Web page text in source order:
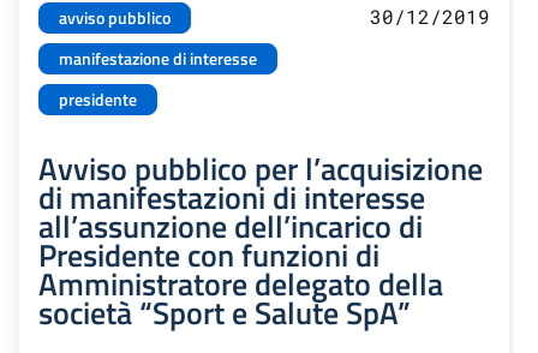
avviso pubblico
manifestazione di interesse
presidente
30/12/2019
Avviso pubblico per l’acquisizione
di manifestazioni di interesse
all’assunzione dell’incarico di
Presidente con funzioni di
Amministratore delegato della
società “Sport e Salute SpA”